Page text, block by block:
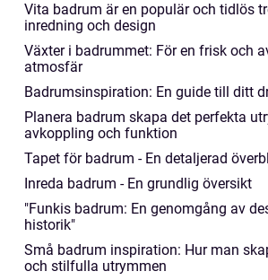
Vita badrum är en populär och tidlös
inredning och design
Växter i badrummet: För en frisk och
atmosfär
Badrumsinspiration: En guide till ditt
Planera badrum skapa det perfekta
avkoppling och funktion
Tapet för badrum - En detaljerad
Inreda badrum - En grundlig översikt
"Funkis badrum: En genomgång av
historik"
Små badrum inspiration: Hur man
och stilfulla utrymmen